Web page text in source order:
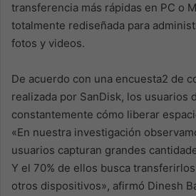
transferencia más rápidas en PC o
totalmente rediseñada para
fotos y videos.
De acuerdo con una encuesta2 de
realizada por SanDisk, los usuarios
constantemente cómo liberar
«En nuestra investigación
usuarios capturan grandes
Y el 70% de ellos busca
otros dispositivos», afirmó Dinesh